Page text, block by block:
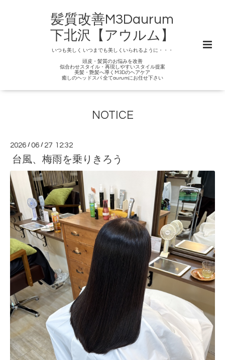
髪質改善M3Daurum
下北沢【アウルム】
いつも美しく いつまでも美しくいられるように・・・
頭皮・髪質のお悩みを改善
似合わせスタイル・再現しやすいスタイル提案
美髪・艶髪へ導くM3Dのヘアケア
癒しのヘッドスパ 全てaurumにお任せ下さい
NOTICE
2026 /06 / 27 12:32
台風、梅雨を乗りきろう